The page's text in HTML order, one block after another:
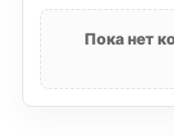
Пока нет